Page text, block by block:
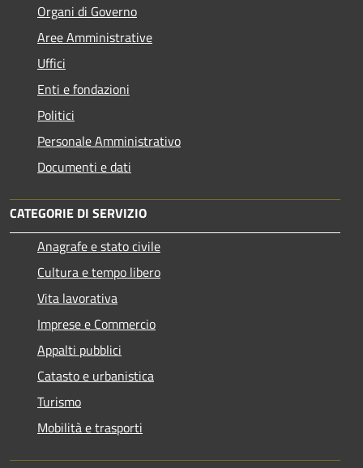
Organi di Governo
Aree Amministrative
Uffici
Enti e fondazioni
Politici
Personale Amministrativo
Documenti e dati
CATEGORIE DI SERVIZIO
Anagrafe e stato civile
Cultura e tempo libero
Vita lavorativa
Imprese e Commercio
Appalti pubblici
Catasto e urbanistica
Turismo
Mobilità e trasporti